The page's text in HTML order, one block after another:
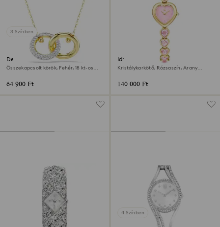
3 Színben
Dextera medál
Összekapcsolt körök, Fehér, 18 kt-os
64 900 Ft
Idyllia Heart óra
Kristálykarkötő, Rózsaszín, Arany
140 000 Ft
4 Színben